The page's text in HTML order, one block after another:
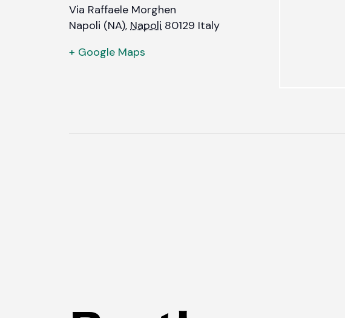
Via Raffaele Morghen
Napoli (NA), Napoli 80129 Italy
+ Google Maps